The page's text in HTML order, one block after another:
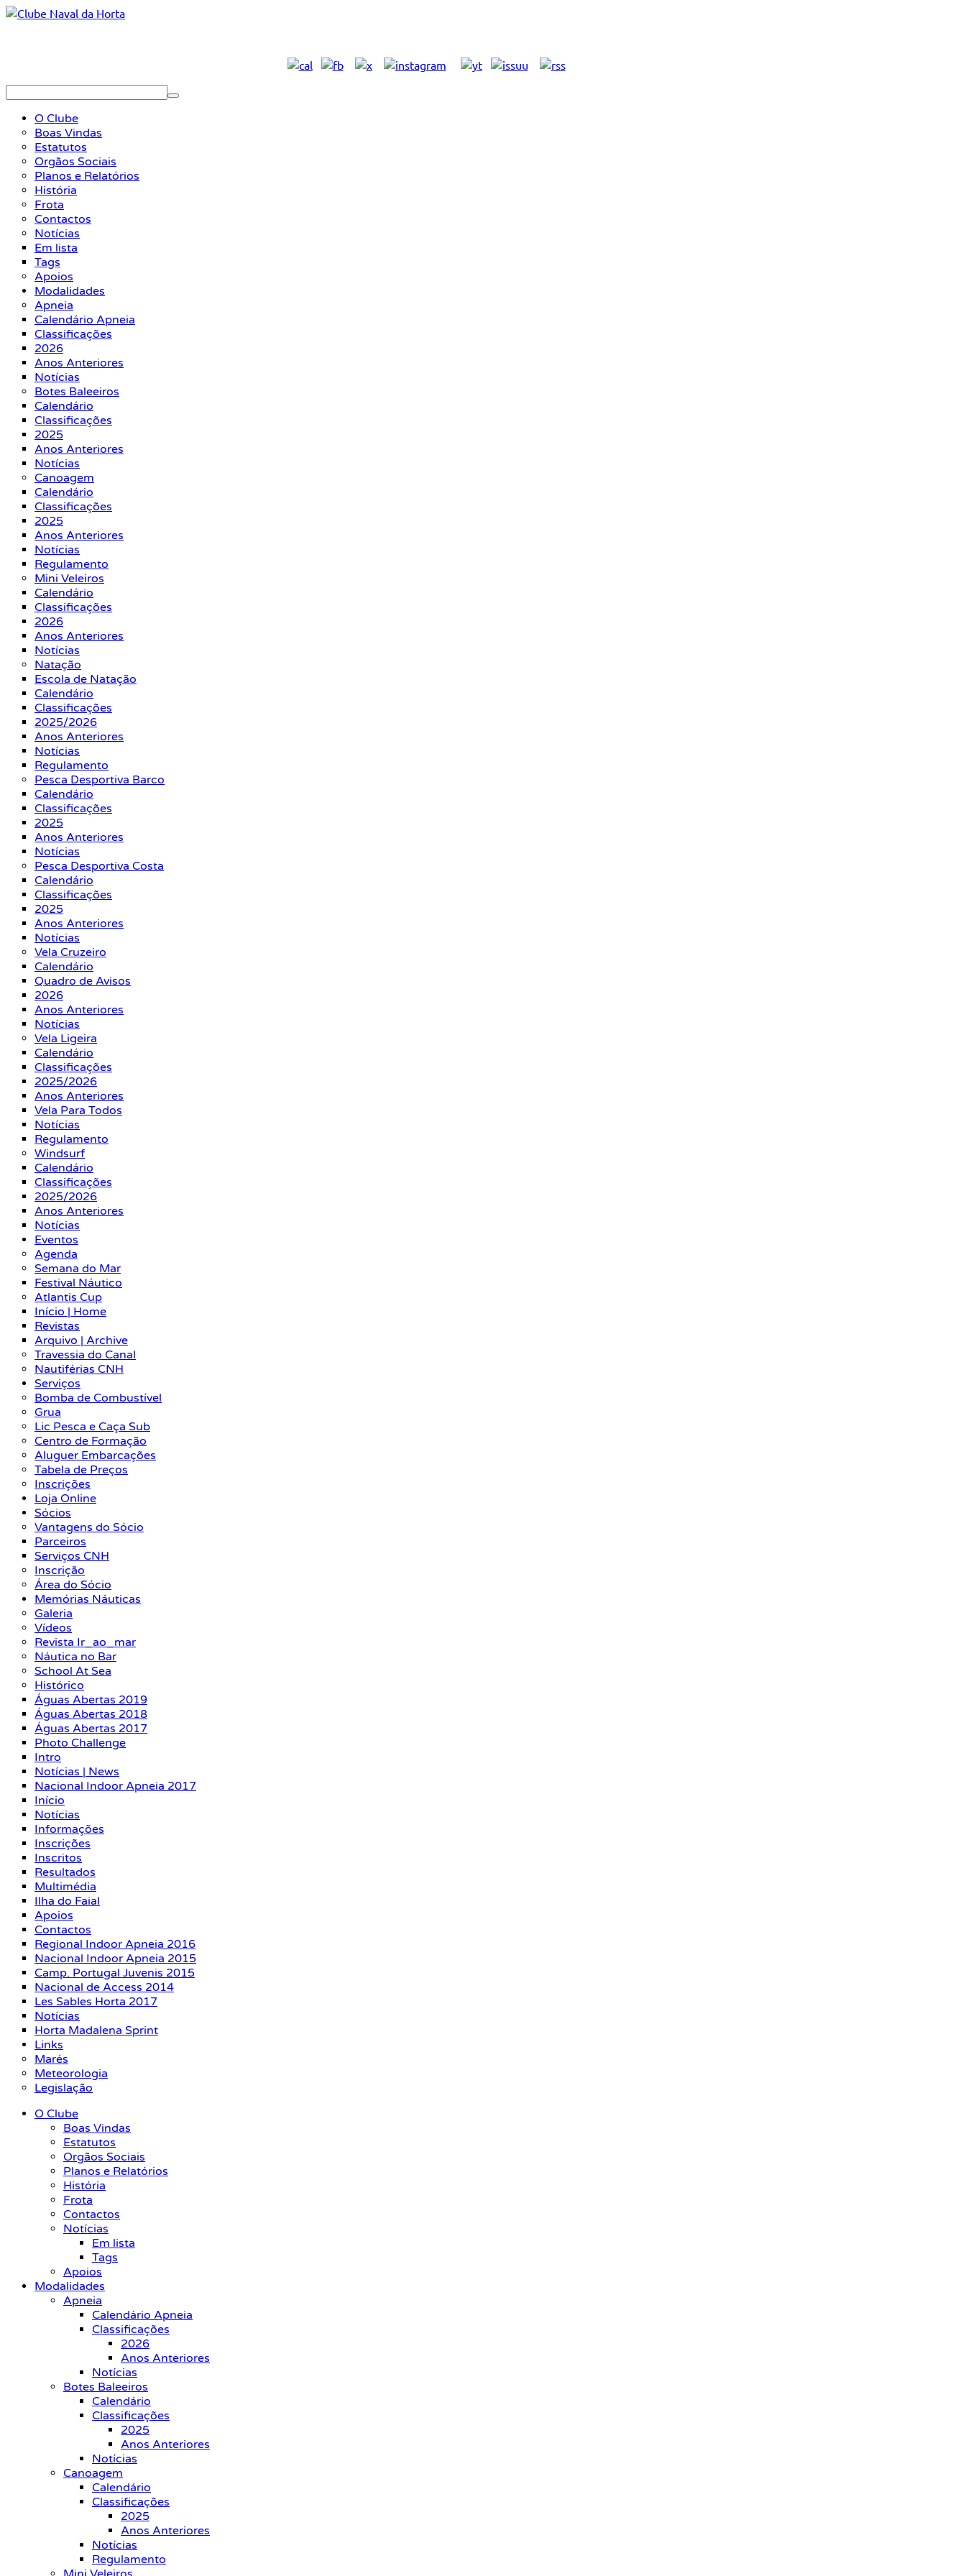
O Clube
Boas Vindas
Estatutos
Orgãos Sociais
Planos e Relatórios
História
Frota
Contactos
Notícias
Em lista
Tags
Apoios
Modalidades
Apneia
Calendário Apneia
Classificações
2026
Anos Anteriores
Notícias
Botes Baleeiros
Calendário
Classificações
2025
Anos Anteriores
Notícias
Canoagem
Calendário
Classificações
2025
Anos Anteriores
Notícias
Regulamento
Mini Veleiros
Calendário
Classificações
2026
Anos Anteriores
Notícias
Natação
Escola de Natação
Calendário
Classificações
2025/2026
Anos Anteriores
Notícias
Regulamento
Pesca Desportiva Barco
Calendário
Classificações
2025
Anos Anteriores
Notícias
Pesca Desportiva Costa
Calendário
Classificações
2025
Anos Anteriores
Notícias
Vela Cruzeiro
Calendário
Quadro de Avisos
2026
Anos Anteriores
Notícias
Vela Ligeira
Calendário
Classificações
2025/2026
Anos Anteriores
Vela Para Todos
Notícias
Regulamento
Windsurf
Calendário
Classificações
2025/2026
Anos Anteriores
Notícias
Eventos
Agenda
Semana do Mar
Festival Náutico
Atlantis Cup
Início | Home
Revistas
Arquivo | Archive
Travessia do Canal
Nautiférias CNH
Serviços
Bomba de Combustível
Grua
Lic Pesca e Caça Sub
Centro de Formação
Aluguer Embarcações
Tabela de Preços
Inscrições
Loja Online
Sócios
Vantagens do Sócio
Parceiros
Serviços CNH
Inscrição
Área do Sócio
Memórias Náuticas
Galeria
Vídeos
Revista Ir_ao_mar
Náutica no Bar
School At Sea
Histórico
Águas Abertas 2019
Águas Abertas 2018
Águas Abertas 2017
Photo Challenge
Intro
Notícias | News
Nacional Indoor Apneia 2017
Início
Notícias
Informações
Inscrições
Inscritos
Resultados
Multimédia
Ilha do Faial
Apoios
Contactos
Regional Indoor Apneia 2016
Nacional Indoor Apneia 2015
Camp. Portugal Juvenis 2015
Nacional de Access 2014
Les Sables Horta 2017
Notícias
Horta Madalena Sprint
Links
Marés
Meteorologia
Legislação
O Clube
Boas Vindas
Estatutos
Orgãos Sociais
Planos e Relatórios
História
Frota
Contactos
Notícias
Em lista
Tags
Apoios
Modalidades
Apneia
Calendário Apneia
Classificações
2026
Anos Anteriores
Notícias
Botes Baleeiros
Calendário
Classificações
2025
Anos Anteriores
Notícias
Canoagem
Calendário
Classificações
2025
Anos Anteriores
Notícias
Regulamento